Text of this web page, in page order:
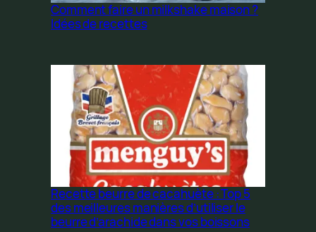
Comment faire un milkshake maison ?
Idées de recettes
Recette beurre de cacahuète : Top 5
des meilleures manières d’utiliser le
beurre d’arachide dans vos boissons